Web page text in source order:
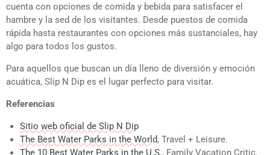
cuenta con opciones de comida y bebida para satisfacer el
hambre y la sed de los visitantes. Desde puestos de comida
rápida hasta restaurantes con opciones más sustanciales, hay
algo para todos los gustos.
Para aquellos que buscan un día lleno de diversión y emoción
acuática, Slip N Dip es el lugar perfecto para visitar.
Referencias
Sitio web oficial de Slip N Dip
The Best Water Parks in the World, Travel + Leisure.
The 10 Best Water Parks in the U.S., Family Vacation Critic.